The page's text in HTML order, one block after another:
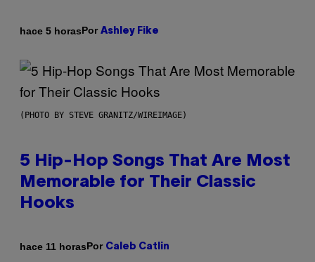
hace 5 horasPor Ashley Fike
(PHOTO BY STEVE GRANITZ/WIREIMAGE)
5 Hip-Hop Songs That Are Most
Memorable for Their Classic
Hooks
hace 11 horasPor Caleb Catlin